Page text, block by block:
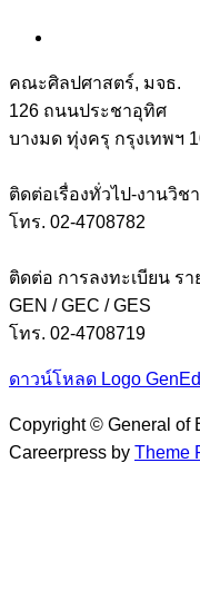
คณะศิลปศาสตร์, มจธ.
126 ถนนประชาอุทิศ
บางมด ทุ่งครุ กรุงเทพฯ
ติดต่อเรื่องทั่วไป-งานวิช
โทร. 02-4708782
ติดต่อ การลงทะเบียน รา
GEN / GEC / GES
โทร. 02-4708719
ดาวน์โหลด Logo
Copyright © General of
Careerpress by Theme